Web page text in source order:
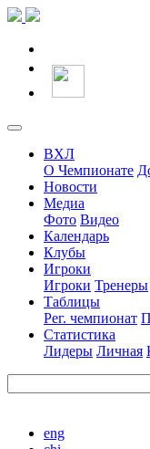
ВХЛ
О Чемпионате
Новости
Медиа
Фото Видео
Календарь
Клубы
Игроки
Игроки Тренеры
Таблицы
Рег. чемпионат
Статистика
Лидеры Личная
eng